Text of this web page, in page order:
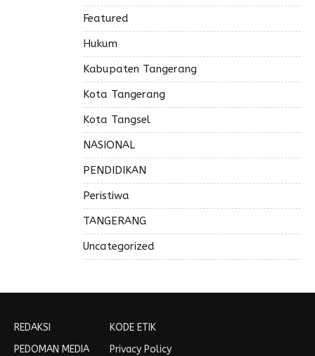
Featured
Hukum
Kabupaten Tangerang
Kota Tangerang
Kota Tangsel
NASIONAL
PENDIDIKAN
Peristiwa
TANGERANG
Uncategorized
REDAKSI
PEDOMAN MEDIA
KODE ETIK
Privacy Policy